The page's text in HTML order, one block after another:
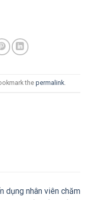
the permalink.
dụng nhân viên chăm